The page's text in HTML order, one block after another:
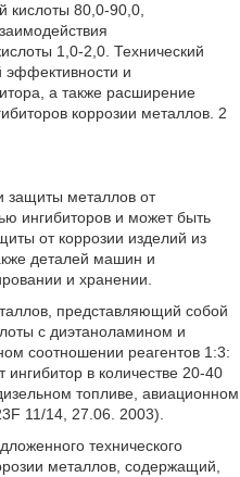
кислоты 80,0-90,0,
1,0-2,0. Технический
эффективности и
а также расширение
коррозии металлов. 2
защиты металлов от
ингибиторов и может быть
от коррозии изделий из
деталей машин и
и хранении.
представляющий собой
с диэтаноламином и
соотношении реагентов 1:3:
ингибитор в количестве 20-40
топливе, авиационном
11/14, 27.06. 2003).
технического
металлов, содержащий,